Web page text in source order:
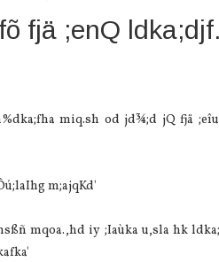
fjä ;enQ
miq.sh od jd¾;d jQ fjä
m;ajqKd'
mqoa.,hd iy ;Iaùka u,sla hk